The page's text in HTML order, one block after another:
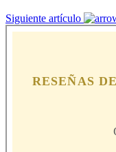
Siguiente artículo